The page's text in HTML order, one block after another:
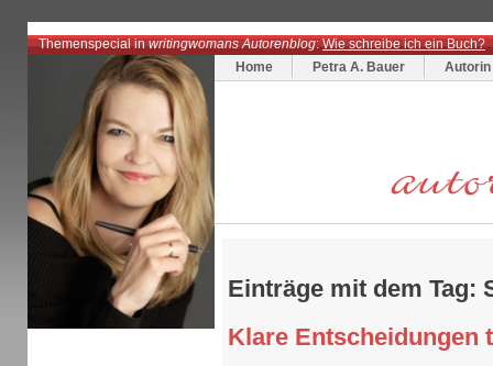
Themenspecial inwritingwomans Autorenblog:Wie schreibe ich ein Buch?
Home
Petra A. Bauer Autorin
Einträge mit dem Tag:
Klare Entscheidungen